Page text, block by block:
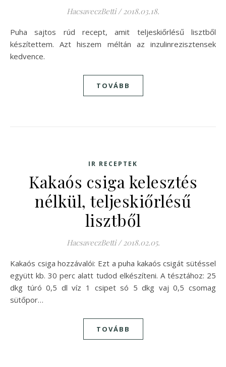
HacsaveczBetti / 2018.03.18.
Puha sajtos rúd recept, amit teljeskiőrlésű lisztből
készítettem. Azt hiszem méltán az inzulinrezisztensek
kedvence.
TOVÁBB
IR RECEPTEK
Kakaós csiga kelesztés
nélkül, teljeskiőrlésű
lisztből
HacsaveczBetti / 2018.02.05.
Kakaós csiga hozzávalói: Ezt a puha kakaós csigát sütéssel
együtt kb. 30 perc alatt tudod elkészíteni. A tésztához: 25
dkg túró 0,5 dl víz 1 csipet só 5 dkg vaj 0,5 csomag
sütőpor…
TOVÁBB